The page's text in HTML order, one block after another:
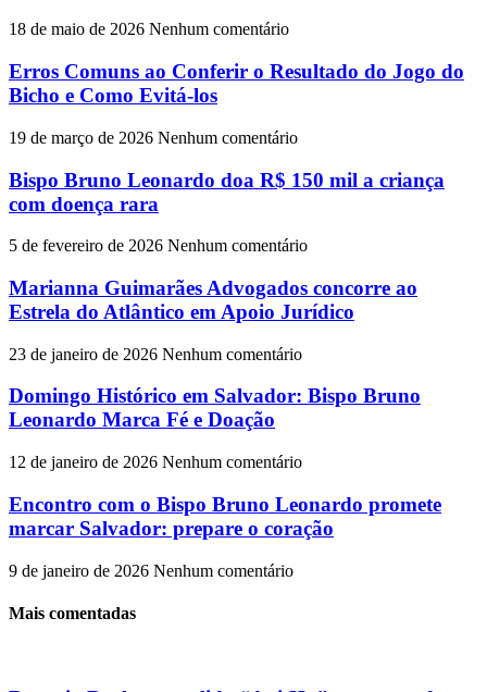
18 de maio de 2026 Nenhum comentário
Erros Comuns ao Conferir o Resultado do Jogo do
Bicho e Como Evitá-los
19 de março de 2026 Nenhum comentário
Bispo Bruno Leonardo doa R$ 150 mil a criança
com doença rara
5 de fevereiro de 2026 Nenhum comentário
Marianna Guimarães Advogados concorre ao
Estrela do Atlântico em Apoio Jurídico
23 de janeiro de 2026 Nenhum comentário
Domingo Histórico em Salvador: Bispo Bruno
Leonardo Marca Fé e Doação
12 de janeiro de 2026 Nenhum comentário
Encontro com o Bispo Bruno Leonardo promete
marcar Salvador: prepare o coração
9 de janeiro de 2026 Nenhum comentário
Mais comentadas